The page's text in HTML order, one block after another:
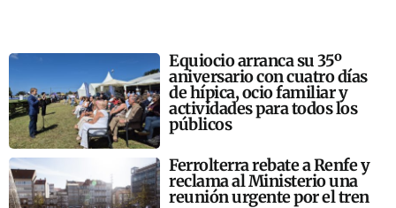
Equiocio arranca su 35º
aniversario con cuatro días
de hípica, ocio familiar y
actividades para todos los
públicos
Ferrolterra rebate a Renfe y
reclama al Ministerio una
reunión urgente por el tren